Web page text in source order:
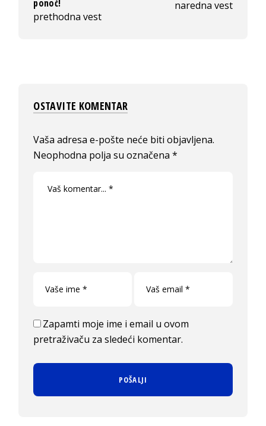
ponoć!
prethodna vest
naredna vest
OSTAVITE KOMENTAR
Vaša adresa e-pošte neće biti objavljena.
Neophodna polja su označena*
Zapamti moje ime i email u ovom
pretraživaču za sledeći komentar.